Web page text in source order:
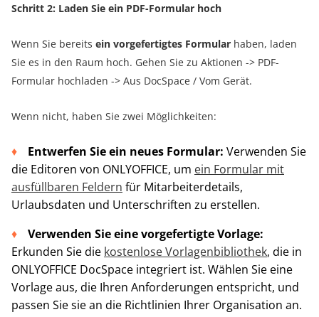
Schritt 2: Laden Sie ein PDF-Formular hoch
Wenn Sie bereits ein vorgefertigtes Formular haben, laden
Sie es in den Raum hoch. Gehen Sie zu Aktionen -> PDF-
Formular hochladen -> Aus DocSpace / Vom Gerät.
Wenn nicht, haben Sie zwei Möglichkeiten:
Entwerfen Sie ein neues Formular: Verwenden Sie
die Editoren von ONLYOFFICE, um ein Formular mit
ausfüllbaren Feldern für Mitarbeiterdetails,
Urlaubsdaten und Unterschriften zu erstellen.
Verwenden Sie eine vorgefertigte Vorlage:
Erkunden Sie die kostenlose Vorlagenbibliothek, die in
ONLYOFFICE DocSpace integriert ist. Wählen Sie eine
Vorlage aus, die Ihren Anforderungen entspricht, und
passen Sie sie an die Richtlinien Ihrer Organisation an.